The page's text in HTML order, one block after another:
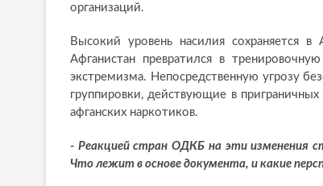
организаций.
Высокий уровень насилия сохраняется
Афганистан превратился в
экстремизма. Непосредственную угрозу
группировки, действующие в
афганских наркотиков.
- Реакцией стран ОДКБ на эти изменения
Что лежит в основе документа, и какие